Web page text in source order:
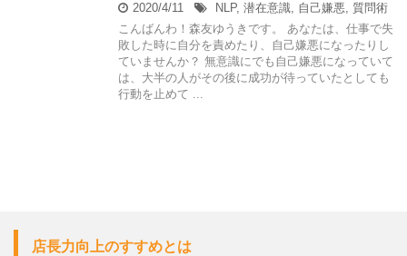
2020/4/11 NLP, 潜在意識, 自己嫌悪, 質問術
こんばんわ！森友ゆうきです。 あなたは、仕事で失
敗した時に自分を責めたり、自己嫌悪になったりし
ていませんか？ 無意識にでも自己嫌悪になっていて
は、大半の人がその後に成功が待っていたとしても
行動を止めて ...
店長力向上のすすめとは